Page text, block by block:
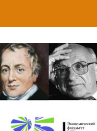
и
трудоустройству
/ мероприятия
факультета»
«Экономика»